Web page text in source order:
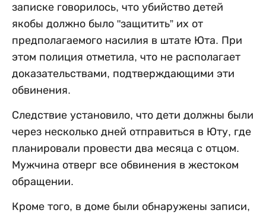
записке говорилось, что убийство детей
якобы должно было "защитить” их от
предполагаемого насилия в штате Юта. При
этом полиция отметила, что не располагает
доказательствами, подтверждающими эти
обвинения.
Следствие установило, что дети должны были
через несколько дней отправиться в Юту, где
планировали провести два месяца с отцом.
Мужчина отверг все обвинения в жестоком
обращении.
Кроме того, в доме были обнаружены записи,